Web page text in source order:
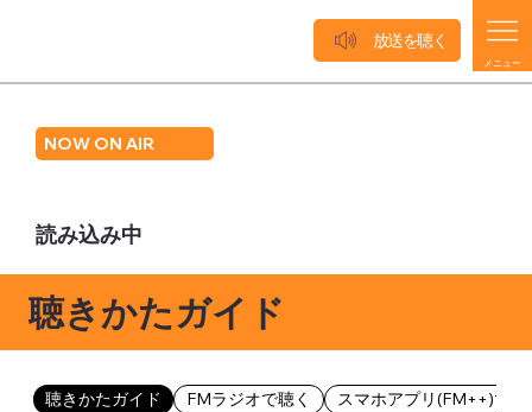
NOW ON AIR
読み込み中
メニュー
放送を聴く
聴きかたガイド
聴きかたガイド FMラジオで聴く スマホアプリ(FM++)で聴